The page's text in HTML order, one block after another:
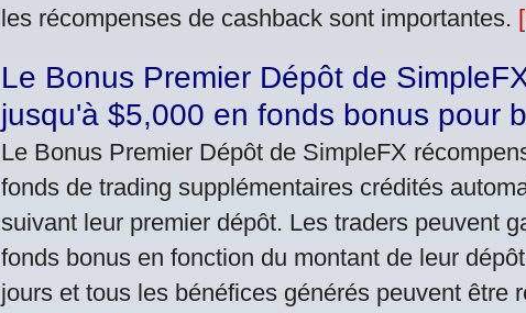
les récompenses de cashback sont importantes.
Le Bonus Premier Dépôt de
jusqu'à $5,000 en fonds bonus pour
Le Bonus Premier Dépôt de SimpleFX
fonds de trading supplémentaires crédités
suivant leur premier dépôt. Les traders peuvent
fonds bonus en fonction du montant de leur
jours et tous les bénéfices générés peuvent être